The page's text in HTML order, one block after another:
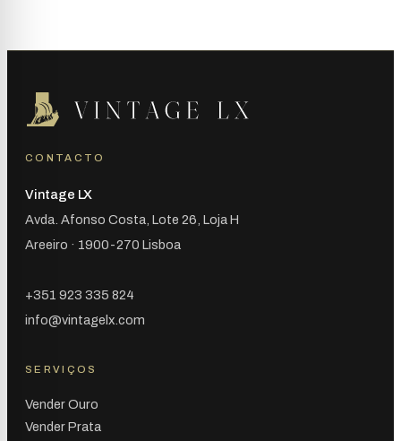
CONTACTO
Vintage LX
Avda. Afonso Costa, Lote 26, Loja H
Areeiro · 1900-270 Lisboa
+351 923 335 824
info@vintagelx.com
SERVIÇOS
Vender Ouro
Vender Prata